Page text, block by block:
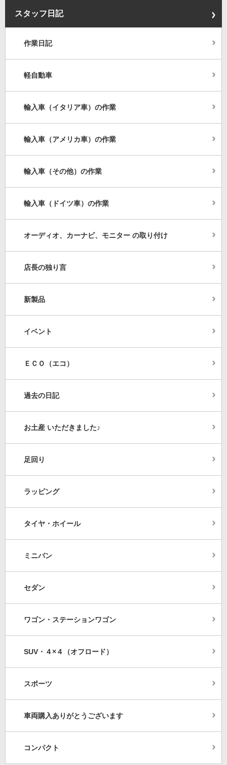
スタッフ日記
作業日記
軽自動車
輸入車（イタリア車）の作業
輸入車（アメリカ車）の作業
輸入車（その他）の作業
輸入車（ドイツ車）の作業
オーディオ、カーナビ、モニター の取り付け
店長の独り言
新製品
イベント
ＥＣＯ（エコ）
過去の日記
お土産 いただきました♪
足回り
ラッピング
タイヤ・ホイール
ミニバン
セダン
ワゴン・ステーションワゴン
SUV・４×４（オフロード）
スポーツ
車両購入ありがとうございます
コンパクト